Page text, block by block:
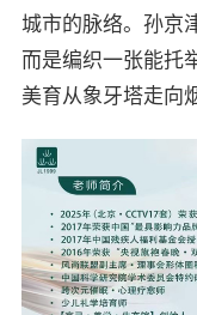
城市的脉络。孙京
而是编织一张能托
美育从象牙塔走向